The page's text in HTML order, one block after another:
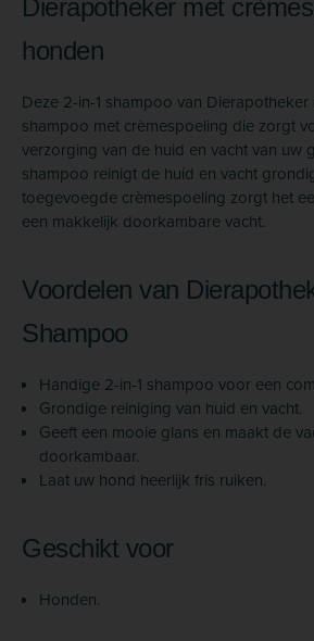
Dierapotheker met
honden
Deze 2-in-1 shampoo van
shampoo met crèmespoeling die zorgt
verzorging van de huid en vacht van uw
shampoo reinigt de huid en vacht
toegevoegde crèmespoeling zorgt het
een makkelijk doorkambare vacht.
Voordelen van
Shampoo
Handige 2-in-1 shampoo voor een
Grondige reiniging van huid en vacht.
Geeft een mooie glans en maakt de
doorkambaar.
Laat uw hond heerlijk fris ruiken.
Geschikt voor
Honden.